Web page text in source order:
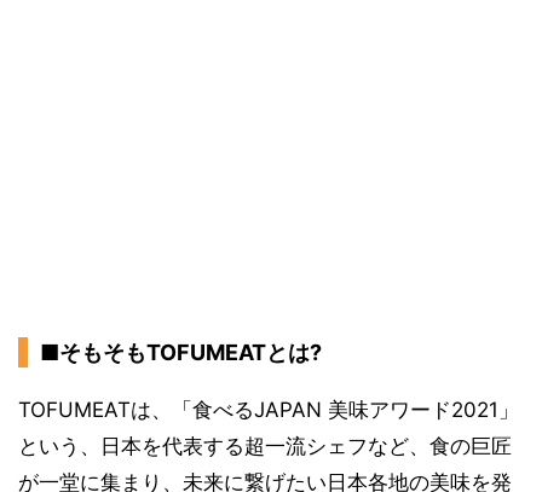
■そもそもTOFUMEATとは?
TOFUMEATは、「食べるJAPAN 美味アワード2021」
という、日本を代表する超一流シェフなど、食の巨匠
が一堂に集まり、未来に繋げたい日本各地の美味を発